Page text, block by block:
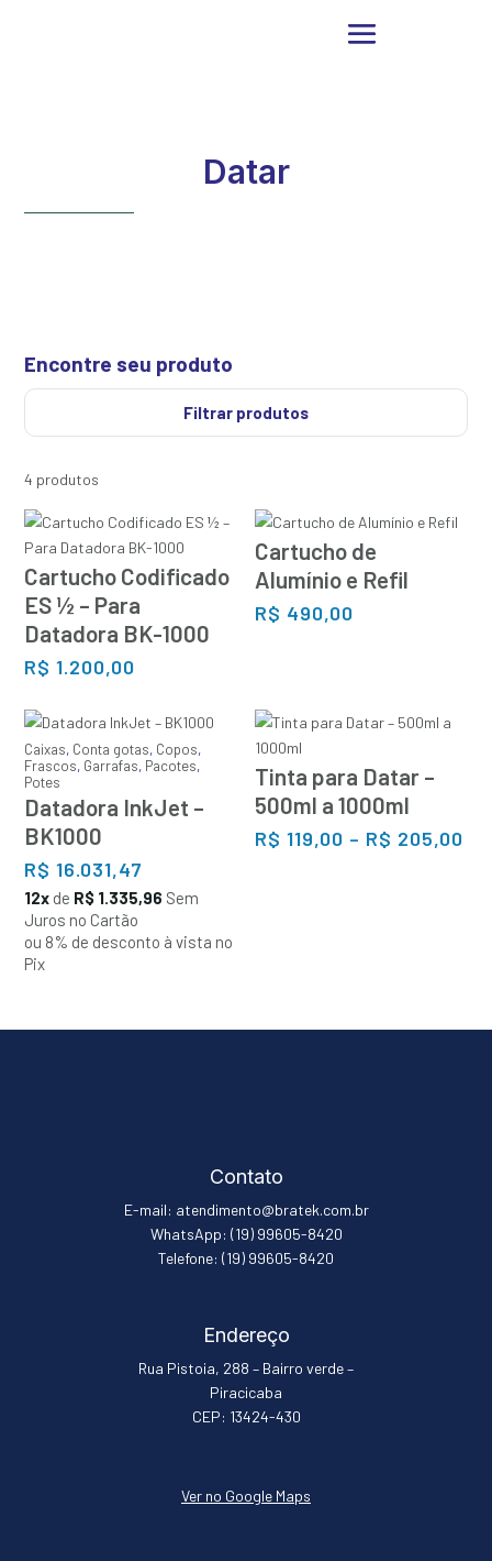
Datar
Encontre seu produto
Filtrar produtos
4 produtos
Cartucho Codificado
ES ½ – Para
Datadora BK-1000
R$ 1.200,00
Cartucho de
Alumínio e Refil
R$ 490,00
Caixas, Conta gotas, Copos,
Frascos, Garrafas, Pacotes,
Potes
Datadora InkJet –
BK1000
R$ 16.031,47
12x de R$ 1.335,96 Sem
Juros no Cartão
ou 8% de desconto à vista no
Pix
Tinta para Datar –
500ml a 1000ml
R$ 119,00 – R$ 205,00
Contato
E-mail: atendimento@bratek.com.br
WhatsApp: (19) 99605-8420
Telefone: (19) 99605-8420
Endereço
Rua Pistoia, 288 – Bairro verde –
Piracicaba
CEP: 13424-430
Ver no Google Maps